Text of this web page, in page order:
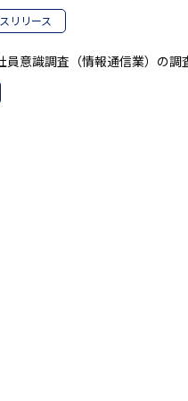
リリース
員意識調査（情報通信業）の